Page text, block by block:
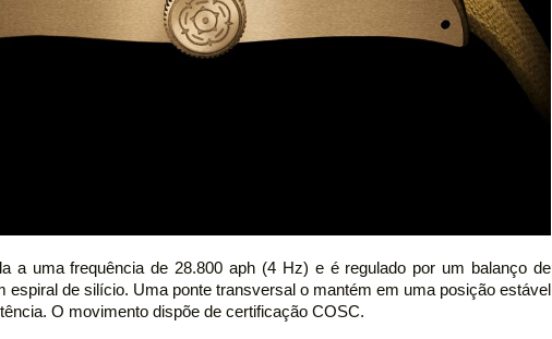
a uma frequência de 28.800 aph (4 Hz) e é regulado por um balanço de
espiral de silício. Uma ponte transversal o mantém em uma posição estável
O movimento dispõe de certificação COSC.